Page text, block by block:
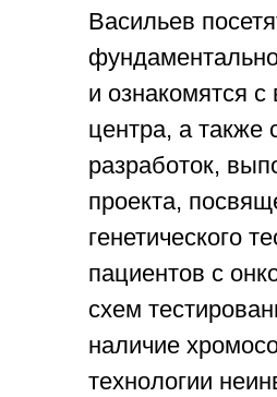
Васильев
и ознакомятся
центра, а также
разработок,
проекта,
генетического
пациентов с
схем
наличие
технологии